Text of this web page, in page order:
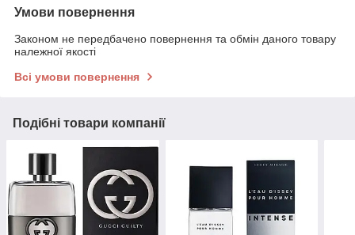
Умови повернення
Законом не передбачено повернення та обмін даного товару
належної якості
Всі умови повернення
Подібні товари компанії